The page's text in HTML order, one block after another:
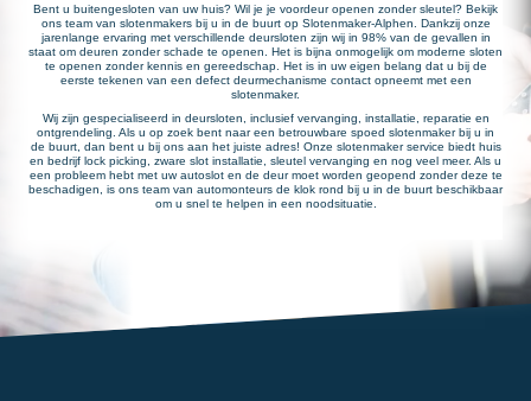
Bent u buitengesloten van uw huis? Wil je je voordeur openen zonder sleutel? Bekijk
ons team van slotenmakers bij u in de buurt op Slotenmaker-Alphen. Dankzij onze
jarenlange ervaring met verschillende deursloten zijn wij in 98% van de gevallen in
staat om deuren zonder schade te openen. Het is bijna onmogelijk om moderne sloten
te openen zonder kennis en gereedschap. Het is in uw eigen belang dat u bij de
eerste tekenen van een defect deurmechanisme contact opneemt met een
slotenmaker.
Wij zijn gespecialiseerd in deursloten, inclusief vervanging, installatie, reparatie en
ontgrendeling. Als u op zoek bent naar een betrouwbare spoed slotenmaker bij u in
de buurt, dan bent u bij ons aan het juiste adres! Onze slotenmaker service biedt huis
en bedrijf lock picking, zware slot installatie, sleutel vervanging en nog veel meer. Als u
een probleem hebt met uw autoslot en de deur moet worden geopend zonder deze te
beschadigen, is ons team van automonteurs de klok rond bij u in de buurt beschikbaar
om u snel te helpen in een noodsituatie.